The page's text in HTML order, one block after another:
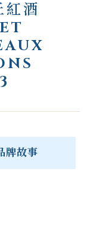
紅酒
牌故事